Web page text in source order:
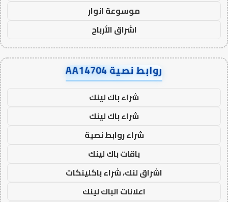
موسوعة انوار
اشراق الأرباح
روابط نصية AA14704
شراء باك لينك
شراء باك لينك
شراء روابط نصية
باقات باك لينك
اشراق لنك، شراء باكلينكات
اعلانات الباك لينك